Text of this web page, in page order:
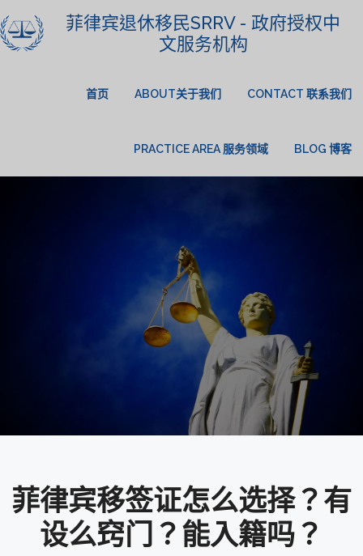
菲律宾退休移民SRRV - 政府授权中
文服务机构
首页 ABOUT关于我们 CONTACT 联系我们
PRACTICE AREA 服务领域 BLOG 博客
菲律宾移签证怎么选择？有
设么窍门？能入籍吗？